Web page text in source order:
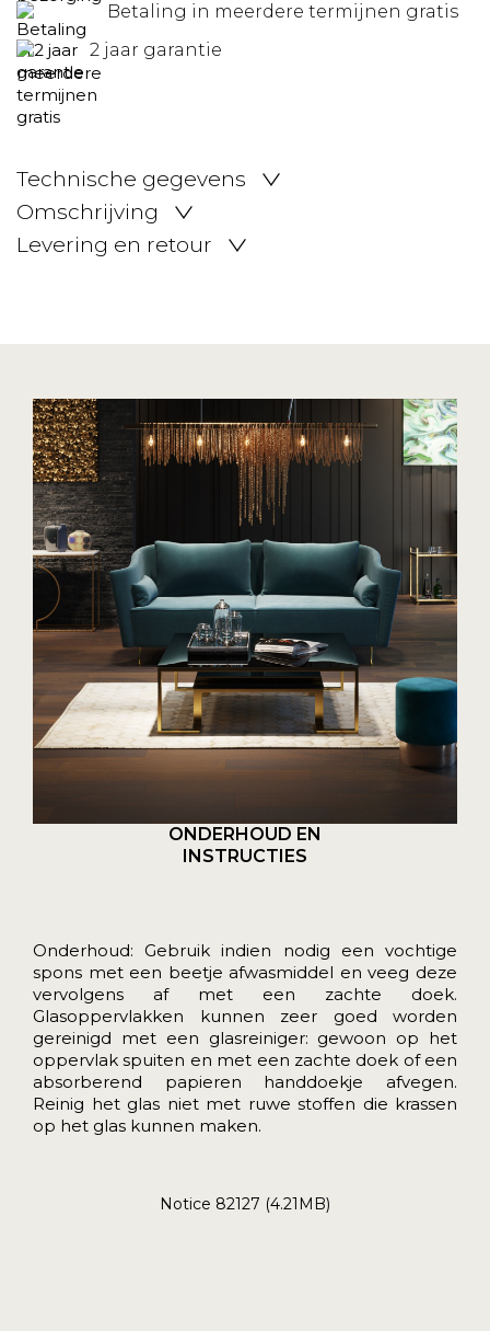
Betaling in meerdere termijnen gratis
2 jaar garantie
Technische gegevens
Omschrijving
Levering en retour
ONDERHOUD EN
INSTRUCTIES
Onderhoud: Gebruik indien nodig een vochtige
spons met een beetje afwasmiddel en veeg deze
vervolgens af met een zachte doek.
Glasoppervlakken kunnen zeer goed worden
gereinigd met een glasreiniger: gewoon op het
oppervlak spuiten en met een zachte doek of een
absorberend papieren handdoekje afvegen.
Reinig het glas niet met ruwe stoffen die krassen
op het glas kunnen maken.
Notice 82127 (4.21MB)